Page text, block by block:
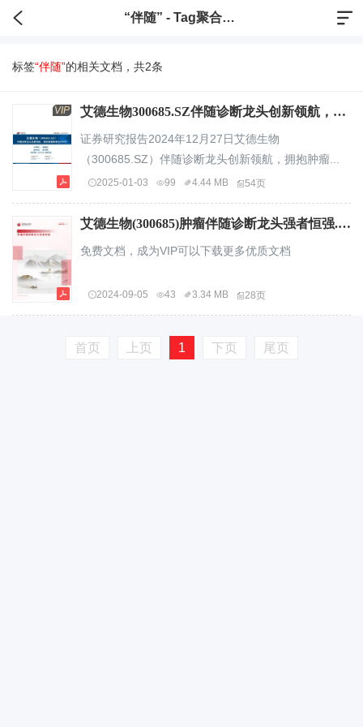
“伴随” - Tag聚合标签
标签“伴随”的相关文档，共2条
VIP 艾德生物300685.SZ伴随诊断龙头创新领航，拥抱肿瘤精准治疗时代.pdf
证券研究报告2024年12月27日艾德生物
（300685.SZ）伴随诊断龙头创新领航，拥抱肿瘤...
2025-01-03 99 4.44 MB 54页
艾德生物(300685)肿瘤伴随诊断龙头强者恒强.pdf
免费文档，成为VIP可以下载更多优质文档
2024-09-05 43 3.34 MB 28页
首页 上页 1 下页 尾页